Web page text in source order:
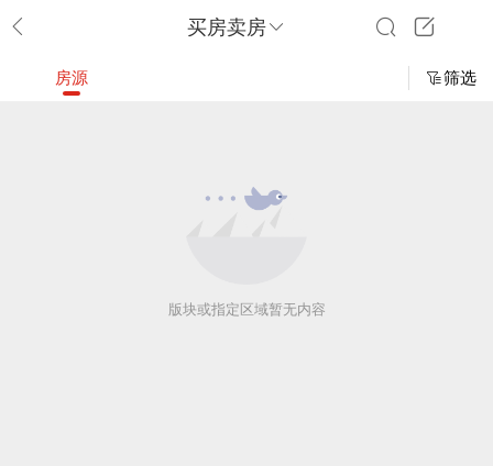
买房卖房
房源 筛选
版块或指定区域暂无内容